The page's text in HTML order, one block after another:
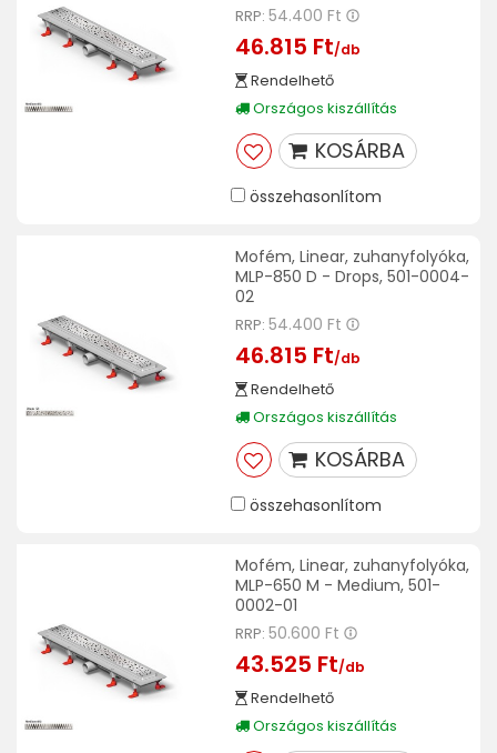
RRP: 54.400 Ft
46.815 Ft/db
Rendelhető
Országos kiszállítás
KOSÁRBA
összehasonlítom
Mofém, Linear, zuhanyfolyóka,
MLP-850 D - Drops, 501-0004-
02
RRP: 54.400 Ft
46.815 Ft/db
Rendelhető
Országos kiszállítás
KOSÁRBA
összehasonlítom
Mofém, Linear, zuhanyfolyóka,
MLP-650 M - Medium, 501-
0002-01
RRP: 50.600 Ft
43.525 Ft/db
Rendelhető
Országos kiszállítás